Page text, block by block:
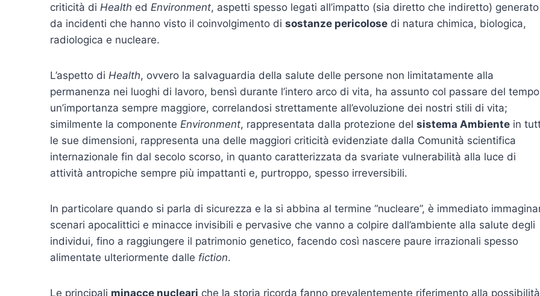
criticità di Health ed Environment, aspetti spesso legati all’impatto (sia diretto che indiretto) generato
da incidenti che hanno visto il coinvolgimento di sostanze pericolose di natura chimica, biologica,
radiologica e nucleare.
L’aspetto di Health, ovvero la salvaguardia della salute delle persone non limitatamente alla
permanenza nei luoghi di lavoro, bensì durante l’intero arco di vita, ha assunto col passare del tempo
un’importanza sempre maggiore, correlandosi strettamente all’evoluzione dei nostri stili di vita;
similmente la componente Environment, rappresentata dalla protezione del sistema Ambiente in
le sue dimensioni, rappresenta una delle maggiori criticità evidenziate dalla Comunità scientifica
internazionale fin dal secolo scorso, in quanto caratterizzata da svariate vulnerabilità alla luce di
attività antropiche sempre più impattanti e, purtroppo, spesso irreversibili.
In particolare quando si parla di sicurezza e la si abbina al termine “nucleare”, è immediato
scenari apocalittici e minacce invisibili e pervasive che vanno a colpire dall’ambiente alla salute degli
individui, fino a raggiungere il patrimonio genetico, facendo così nascere paure irrazionali spesso
alimentate ulteriormente dalle fiction.
Le principali minacce nucleari che la storia ricorda fanno prevalentemente riferimento alla possibilità